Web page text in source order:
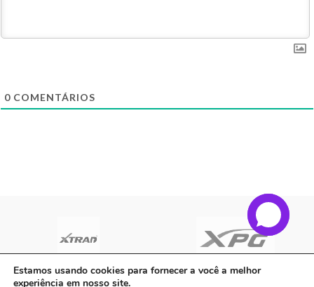
0 COMENTÁRIOS
Estamos usando cookies para fornecer a você a melhor
experiência em nosso site.